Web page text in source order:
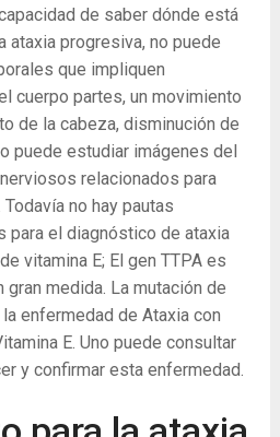
de saber dónde está
ataxia progresiva, no puede
que impliquen
cuerpo partes, un movimiento
de la cabeza, disminución de
puede estudiar imágenes del
relacionados para
no hay pautas
para el diagnóstico de ataxia
vitamina E; El gen TTPA es
medida. La mutación de
enfermedad de Ataxia con
E. Uno puede consultar
y confirmar esta enfermedad.